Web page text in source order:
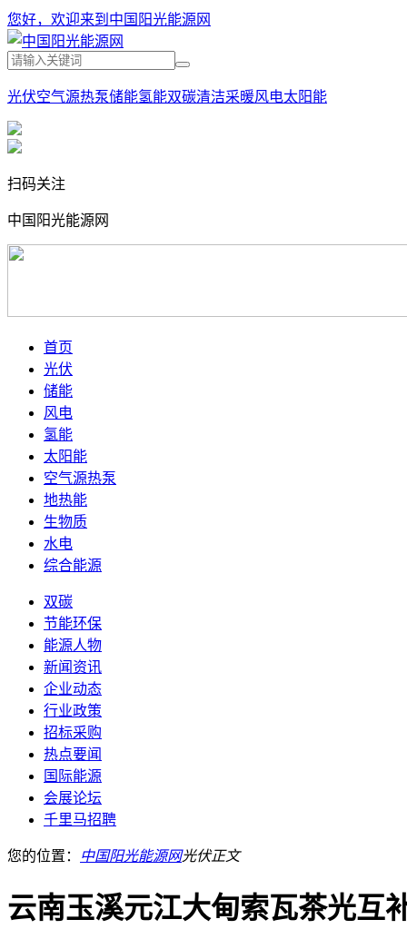
您好，欢迎来到中国阳光能源网
光伏空气源热泵储能氢能双碳清洁采暖风电太阳能
扫码关注
中国阳光能源网
首页
光伏
储能
风电
氢能
太阳能
空气源热泵
地热能
生物质
水电
综合能源
双碳
节能环保
能源人物
新闻资讯
企业动态
行业政策
招标采购
热点要闻
国际能源
会展论坛
千里马招聘
您的位置： 中国阳光能源网光伏正文
云南玉溪元江大甸索瓦茶光互